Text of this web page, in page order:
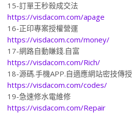
15-訂單王秒殺成交法
https://visdacom.com/apage
16-正印專案授權營運
https://visdacom.com/money/
17-網路自動賺錢.自富
https://visdacom.com/Rich/
18-源碼.手機APP.自適應網站密技傳授
https://visdacom.com/codes/
19-急速修水電維修
https://visdacom.com/Repair